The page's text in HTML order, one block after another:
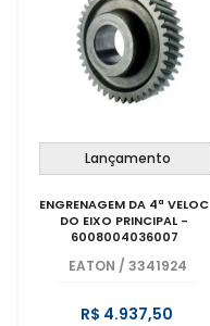
Lançamento
ENGRENAGEM DA 4ª VELOC
DO EIXO PRINCIPAL -
6008004036007
EATON / 3341924
R$ 4.937,50